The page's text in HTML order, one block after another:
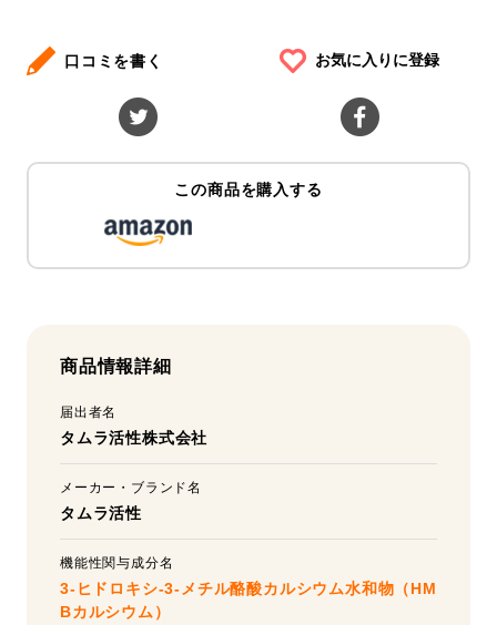
口コミを書く お気に入りに登録
この商品を購入する
商品情報詳細
届出者名
タムラ活性株式会社
メーカー・ブランド名
タムラ活性
機能性関与成分名
3-ヒドロキシ-3-メチル酪酸カルシウム水和物（HM
Bカルシウム）